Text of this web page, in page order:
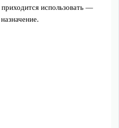
использовать —